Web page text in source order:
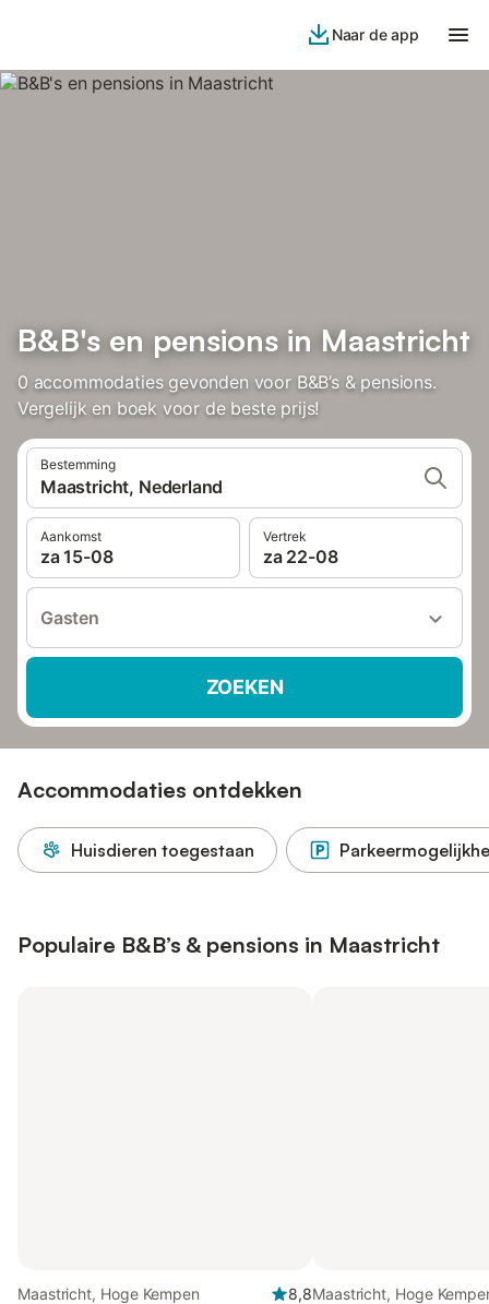
Naar de app
B&B's en pensions in Maastricht
0 accommodaties gevonden voor B&B’s & pensions.
Vergelijk en boek voor de beste prijs!
Bestemming
Maastricht, Nederland
Aankomst
za 15-08
Vertrek
za 22-08
Gasten
ZOEKEN
Accommodaties ontdekken
Huisdieren toegestaan
Populaire B&B’s & pensions in Maastricht
Maastricht, Hoge Kempen
8,8Maastricht, Hoge